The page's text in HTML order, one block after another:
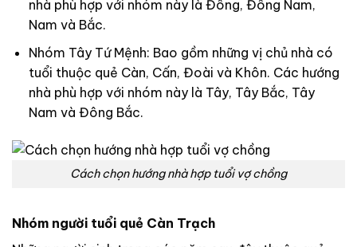
nhà phù hợp với nhóm này là Đông, Đông Nam,
Nam và Bắc.
Nhóm Tây Tứ Mệnh: Bao gồm những vị chủ nhà có
tuổi thuộc quẻ Càn, Cấn, Đoài và Khôn. Các hướng
nhà phù hợp với nhóm này là Tây, Tây Bắc, Tây
Nam và Đông Bắc.
Cách chọn hướng nhà hợp tuổi vợ chồng
Nhóm người tuổi quẻ Càn Trạch